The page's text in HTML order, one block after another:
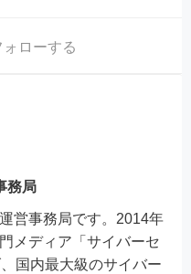
ォローする
務局
運営事務局です。2014年
メディア「サイバーセ
国内最大級のサイバー